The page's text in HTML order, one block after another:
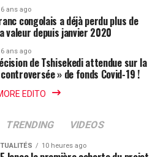
6 ans ago
congolais a déjà perdu plus de
valeur depuis janvier 2020
6 ans ago
de Tshisekedi attendue sur la
» de fonds Covid-19 !
EDITO
TRENDING VIDEOS
10 heures ago